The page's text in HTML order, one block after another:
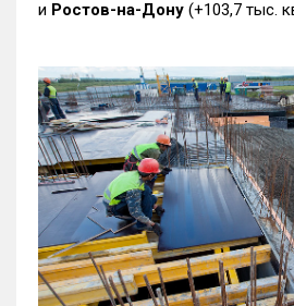
и Ростов-на-Дону (+103,7 тыс.